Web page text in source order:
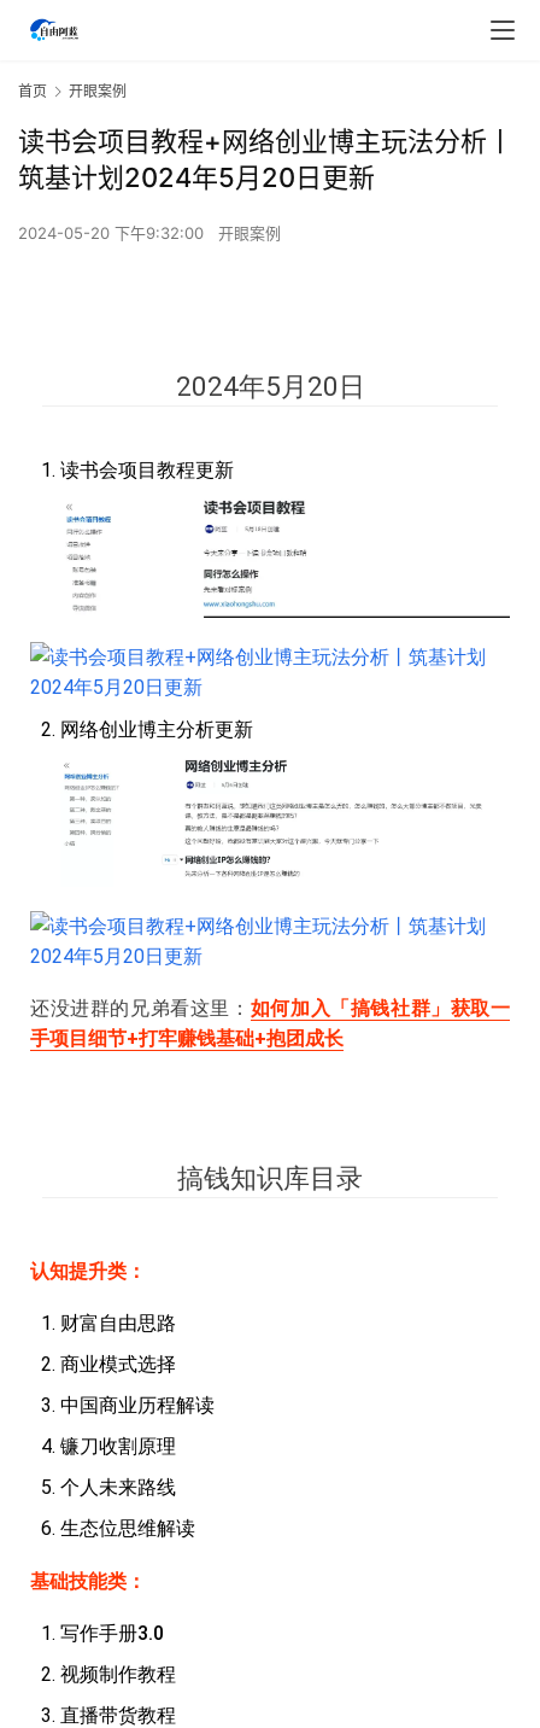
首页 开眼案例
读书会项目教程+网络创业博主玩法分析丨
筑基计划2024年5月20日更新
2024-05-20 下午9:32:00 开眼案例
2024年5月20日
读书会项目教程更新
网络创业博主分析更新
还没进群的兄弟看这里： 如何加入「搞钱社群」获取一
手项目细节+打牢赚钱基础+抱团成长
搞钱知识库目录
认知提升类：
财富自由思路
商业模式选择
中国商业历程解读
镰刀收割原理
个人未来路线
生态位思维解读
基础技能类：
写作手册3.0
视频制作教程
直播带货教程